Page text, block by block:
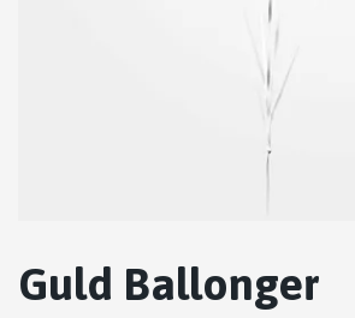
Guld Ballonger